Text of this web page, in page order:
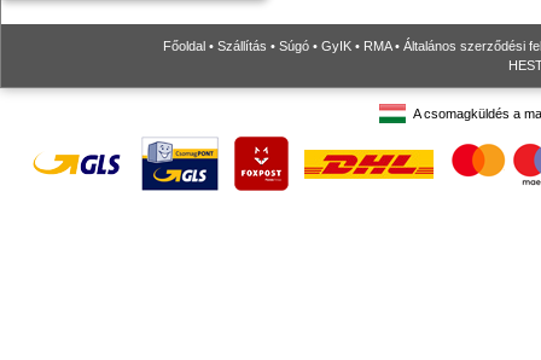
Főoldal • Szállítás • Súgó • GyIK • RMA• Általános szerződési
A csomagküldés a